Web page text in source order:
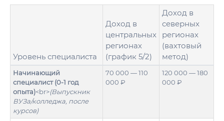
Уровень специалиста
Доход в
центральных
регионах
(график 5/2)
Доход в
северных
регионах
(вахтовый
метод)
Начинающий
специалист (0-1 год
опыта)<br>(Выпускник
ВУЗа/колледжа, после
курсов)
70 000 — 110
000 ₽
120 000 — 180
000 ₽